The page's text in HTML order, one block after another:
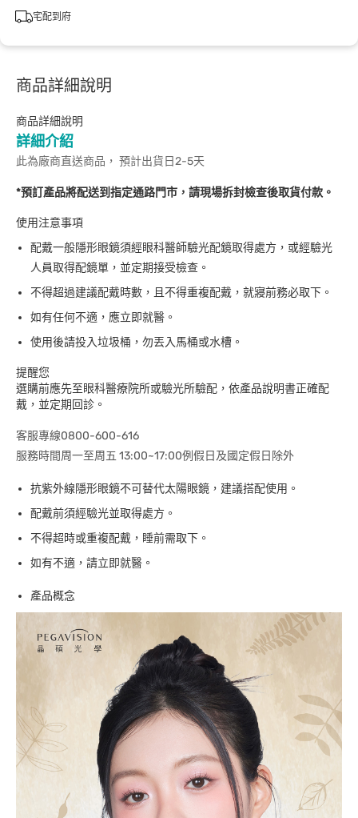
宅配到府
商品詳細說明
商品詳細說明
詳細介紹
此為廠商直送商品， 預計出貨日2-5天
*預訂產品將配送到指定通路門市，請現場拆封檢查後取貨付款。
使用注意事項
配戴一般隱形眼鏡須經眼科醫師驗光配鏡取得處方，或經驗光
人員取得配鏡單，並定期接受檢查。
不得超過建議配戴時數，且不得重複配戴，就寢前務必取下。
如有任何不適，應立即就醫。
使用後請投入垃圾桶，勿丟入馬桶或水槽。
提醒您
選購前應先至眼科醫療院所或驗光所驗配，依產品說明書正確配
戴，並定期回診。
客服專線0800-600-616
服務時間周一至周五 13:00~17:00例假日及國定假日除外
抗紫外線隱形眼鏡不可替代太陽眼鏡，建議搭配使用。
配戴前須經驗光並取得處方。
不得超時或重複配戴，睡前需取下。
如有不適，請立即就醫。
產品概念